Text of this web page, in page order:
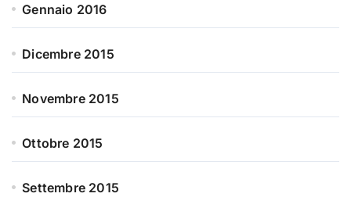
Gennaio 2016
Dicembre 2015
Novembre 2015
Ottobre 2015
Settembre 2015